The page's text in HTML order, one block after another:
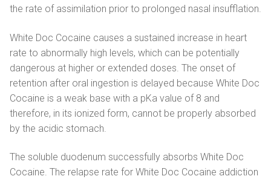
the rate of assimilation prior to prolonged nasal insufflation.
White Doc Cocaine causes a sustained increase in heart
rate to abnormally high levels, which can be potentially
dangerous at higher or extended doses. The onset of
retention after oral ingestion is delayed because White Doc
Cocaine is a weak base with a pKa value of 8 and
therefore, in its ionized form, cannot be properly absorbed
by the acidic stomach.
The soluble duodenum successfully absorbs White Doc
Cocaine. The relapse rate for White Doc Cocaine addiction